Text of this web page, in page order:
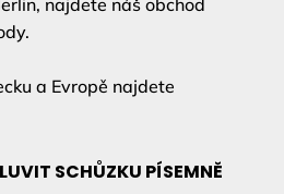
najdete náš obchod
a Evropě najdete
SCHŮZKU PÍSEMNĚ